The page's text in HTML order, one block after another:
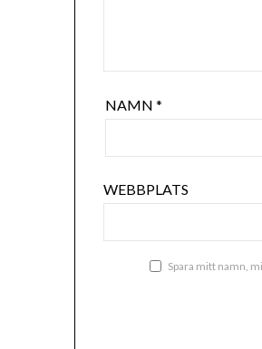
NAMN*
WEBBPLATS
Spara mitt namn,